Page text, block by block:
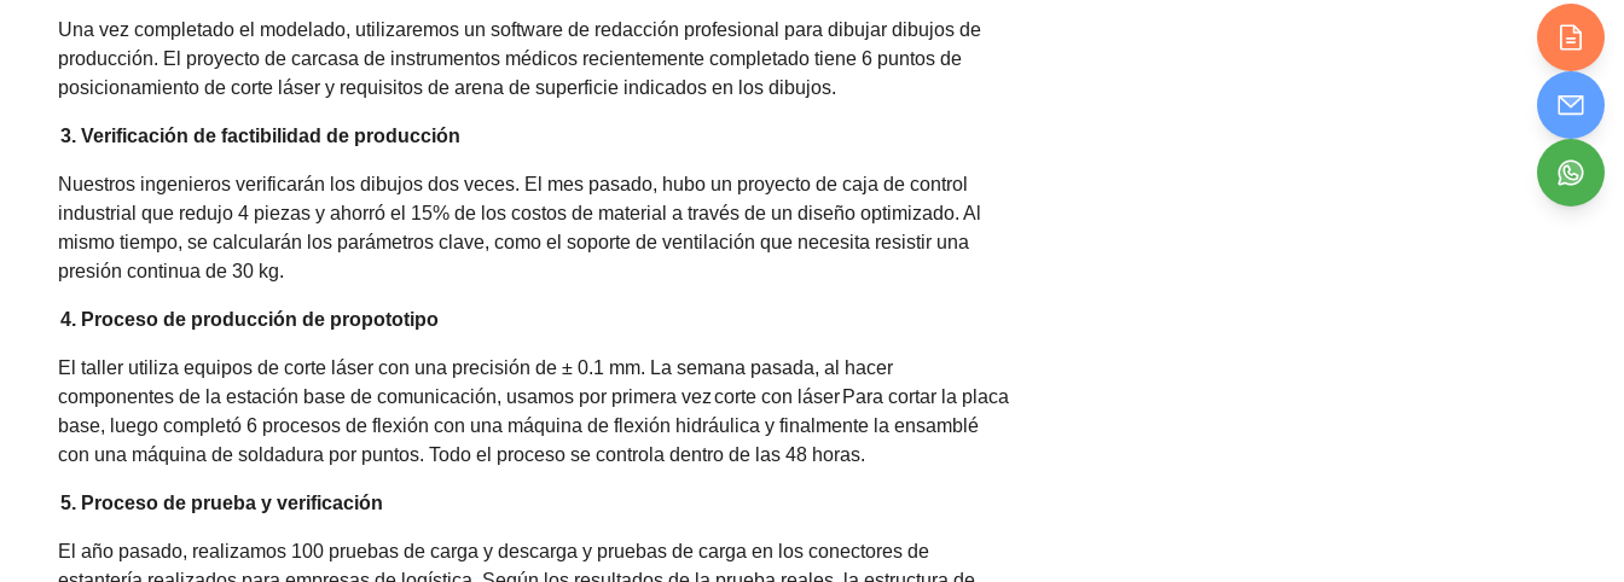
Una vez completado el modelado, utilizaremos un software de redacción profesional para dibujar dibujos de
producción. El proyecto de carcasa de instrumentos médicos recientemente completado tiene 6 puntos de
posicionamiento de corte láser y requisitos de arena de superficie indicados en los dibujos.
3. Verificación de factibilidad de producción
Nuestros ingenieros verificarán los dibujos dos veces. El mes pasado, hubo un proyecto de caja de control
industrial que redujo 4 piezas y ahorró el 15% de los costos de material a través de un diseño optimizado. Al
mismo tiempo, se calcularán los parámetros clave, como el soporte de ventilación que necesita resistir una
presión continua de 30 kg.
4. Proceso de producción de propototipo
El taller utiliza equipos de corte láser con una precisión de ± 0.1 mm. La semana pasada, al hacer
componentes de la estación base de comunicación, usamos por primera vezcorte con láser Para cortar la placa
base, luego completó 6 procesos de flexión con una máquina de flexión hidráulica y finalmente la ensamblé
con una máquina de soldadura por puntos. Todo el proceso se controla dentro de las 48 horas.
5. Proceso de prueba y verificación
El año pasado, realizamos 100 pruebas de carga y descarga y pruebas de carga en los conectores de